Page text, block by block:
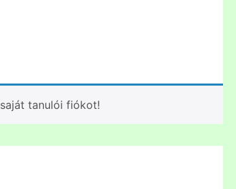
saját tanulói fiókot!